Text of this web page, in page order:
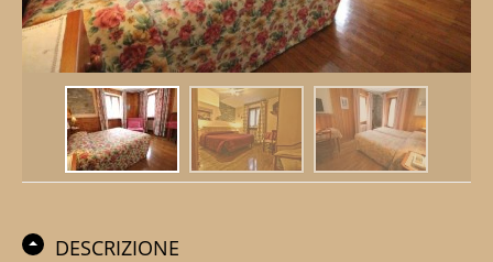
DESCRIZIONE